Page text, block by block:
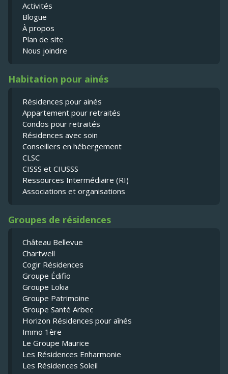
Activités
Blogue
À propos
Plan de site
Nous joindre
Habitation pour ainés
Résidences pour ainés
Appartement pour retraités
Condos pour retraités
Résidences avec soin
Conseillers en hébergement
CLSC
CISSS et CIUSSS
Ressources Intermédiaire (RI)
Associations et organisations
Groupes de résidences
Château Bellevue
Chartwell
Cogir Résidences
Groupe Édifio
Groupe Lokia
Groupe Patrimoine
Groupe Santé Arbec
Horizon Résidences pour aînés
Immo 1ère
Le Groupe Maurice
Les Résidences Enharmonie
Les Résidences Soleil